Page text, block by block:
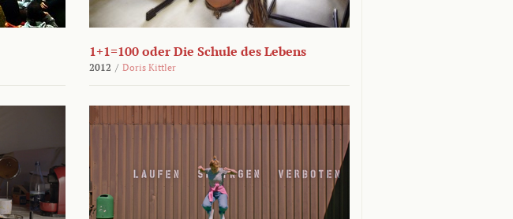
1+1=100 oder Die Schule des Lebens
2012 / Doris Kittler